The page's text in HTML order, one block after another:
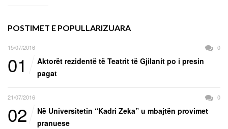
POSTIMET E POPULLARIZUARA
15/07/2016 0
01
Aktorët rezidentë të Teatrit të Gjilanit po i presin
pagat
21/07/2016 0
02
Në Universitetin “Kadri Zeka” u mbajtën provimet
pranuese